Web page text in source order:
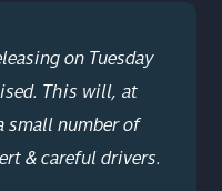
on Tuesday
This will, at
number of
& careful drivers.